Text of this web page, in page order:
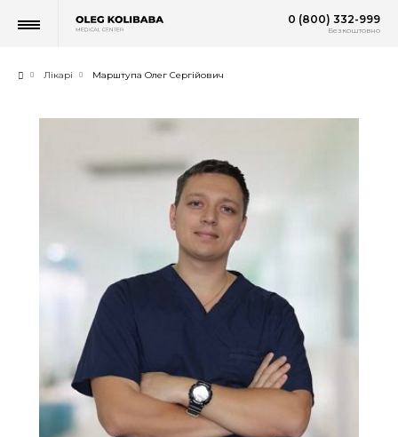
0 (800) 332-999
Безкоштовно
Лікарі Марштупа Олег Сергійович